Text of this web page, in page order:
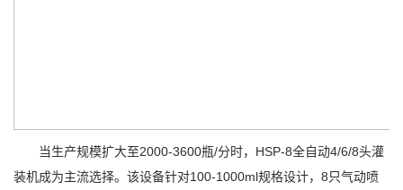
当生产规模扩大至2000-3600瓶/分时，HSP-8全自动4/6/8头灌
装机成为主流选择。该设备针对100-1000ml规格设计，8只气动喷